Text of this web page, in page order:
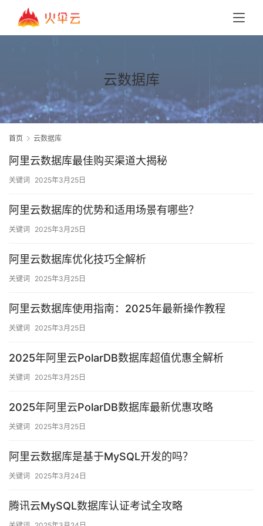
云数据库
首页 云数据库
阿里云数据库最佳购买渠道大揭秘
关键词 2025年3月25日
阿里云数据库的优势和适用场景有哪些？
关键词 2025年3月25日
阿里云数据库优化技巧全解析
关键词 2025年3月25日
阿里云数据库使用指南：2025年最新操作教程
关键词 2025年3月25日
2025年阿里云PolarDB数据库超值优惠全解析
关键词 2025年3月25日
2025年阿里云PolarDB数据库最新优惠攻略
关键词 2025年3月25日
阿里云数据库是基于MySQL开发的吗？
关键词 2025年3月24日
腾讯云MySQL数据库认证考试全攻略